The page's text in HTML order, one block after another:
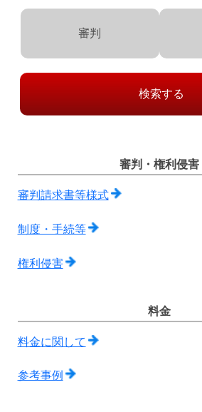
審判
検索する
審判・権利侵害
審判請求書等様式
制度・手続等
権利侵害
料金
料金に関して
参考事例